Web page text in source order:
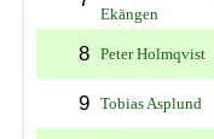
Ekängen
8 Peter Holmqvist
9 Tobias Asplund